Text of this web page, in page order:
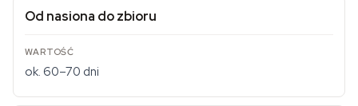
Od nasiona do zbioru
ok. 60–70 dni